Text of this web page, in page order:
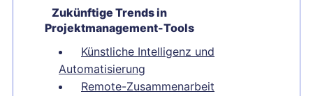
Zukünftige Trends in
Projektmanagement-Tools
Künstliche Intelligenz und
Automatisierung
Remote-Zusammenarbeit